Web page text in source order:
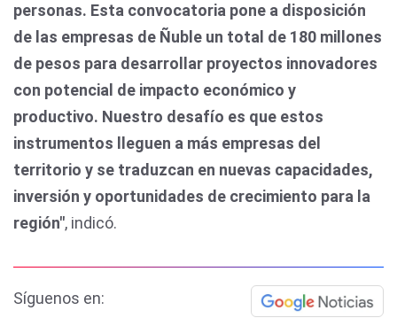
personas. Esta convocatoria pone a disposición
de las empresas de Ñuble un total de 180 millones
de pesos para desarrollar proyectos innovadores
con potencial de impacto económico y
productivo. Nuestro desafío es que estos
instrumentos lleguen a más empresas del
territorio y se traduzcan en nuevas capacidades,
inversión y oportunidades de crecimiento para la
región", indicó.
Síguenos en: